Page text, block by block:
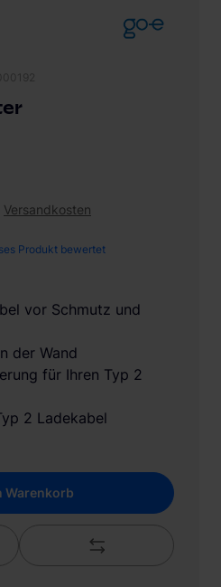
Versandkosten
Produkt bewertet
vor Schmutz und
der Wand
für Ihren Typ 2
2 Ladekabel
Warenkorb